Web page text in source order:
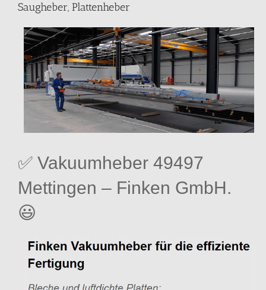
Saugheber, Plattenheber
✅ Vakuumheber 49497
Mettingen – Finken GmbH.
😃